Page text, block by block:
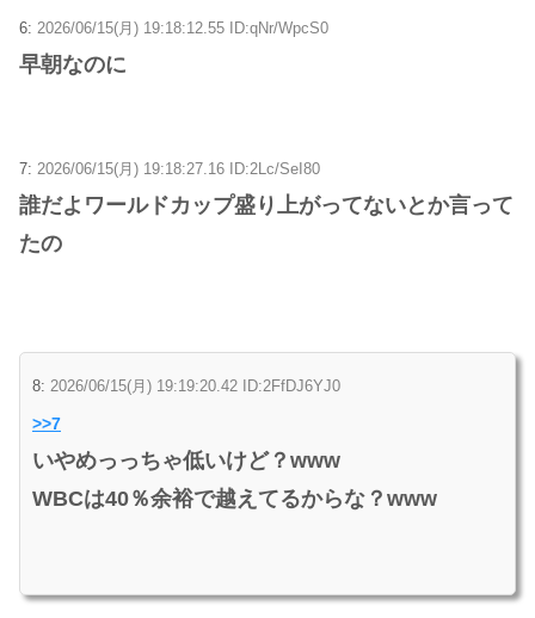
6: 2026/06/15(月) 19:18:12.55 ID:qNr/WpcS0
早朝なのに
7: 2026/06/15(月) 19:18:27.16 ID:2Lc/SeI80
誰だよワールドカップ盛り上がってないとか言って
たの
8: 2026/06/15(月) 19:19:20.42 ID:2FfDJ6YJ0
>>7
いやめっっちゃ低いけど？www
WBCは40％余裕で越えてるからな？www